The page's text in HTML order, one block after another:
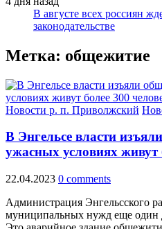
В августе всех россиян
законодательстве
Метка: общежитие
Новости р. п. Приволжский
В Энгельсе власти
ужасных условиях живут
22.04.2023 0 comments
Администрация Энгельсского
муниципальных нужд еще один